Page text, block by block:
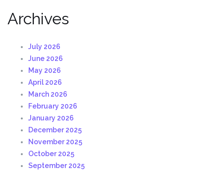
Archives
July 2026
June 2026
May 2026
April 2026
March 2026
February 2026
January 2026
December 2025
November 2025
October 2025
September 2025